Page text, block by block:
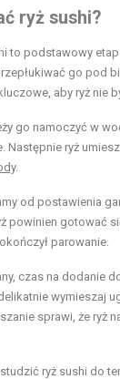
ryż sushi?
to podstawowy
go pod
aby ryż nie
go namoczyć w
Następnie ryż
.
od postawienia
powinien gotować
parowanie.
czas na dodanie
wymieszaj
sprawi, że
ryż sushi do